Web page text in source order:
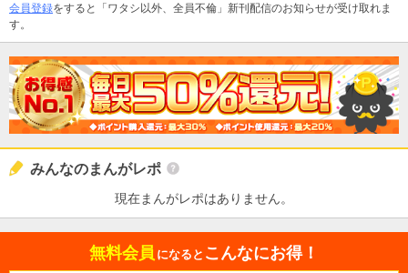
会員登録をすると「ワタシ以外、全員不倫」新刊配信のお知らせが受け取れま
す。
みんなのまんがレポ
現在まんがレポはありません。
無料会員 になると こんなにお得！